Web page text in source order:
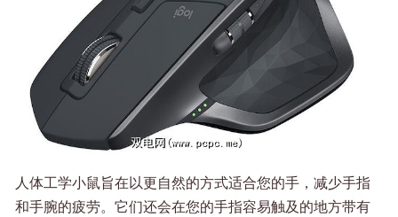
人体工学小鼠旨在以更自然的方式适合您的手，减少手指
和手腕的疲劳。它们还会在您的手指容易触及的地方带有